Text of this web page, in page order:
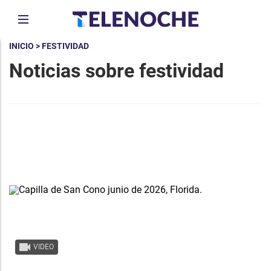
INICIO > FESTIVIDAD
Noticias sobre festividad
VIDEO